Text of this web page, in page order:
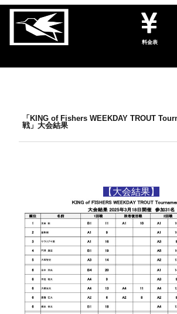
料金表
「KING of Fishers WEEKDAY TROUT
戦」大会結果
【大会結果】